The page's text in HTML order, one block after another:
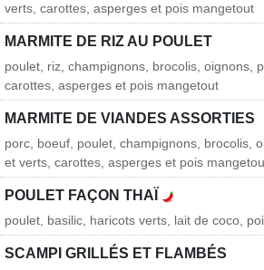
verts, carottes, asperges et pois mangetout
MARMITE DE RIZ AU POULET
poulet, riz, champignons, brocolis, oignons,
carottes, asperges et pois mangetout
MARMITE DE VIANDES ASSORTIES
porc, boeuf, poulet, champignons, brocolis,
et verts, carottes, asperges et pois
POULET FAÇON THAÏ
poulet, basilic, haricots verts, lait de coco,
SCAMPI GRILLÉS ET FLAMBÉS